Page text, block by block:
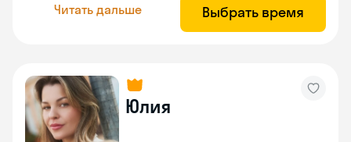
Читать дальше Выбрать время
Юлия